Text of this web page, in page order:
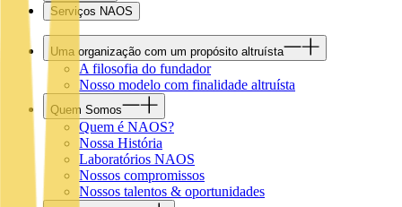
Serviços NAOS
Uma organização com um propósito altruísta
A filosofia do fundador
Nosso modelo com finalidade altruísta
Quem Somos
Quem é NAOS?
Nossa História
Laboratórios NAOS
Nossos compromissos
Nossos talentos & oportunidades